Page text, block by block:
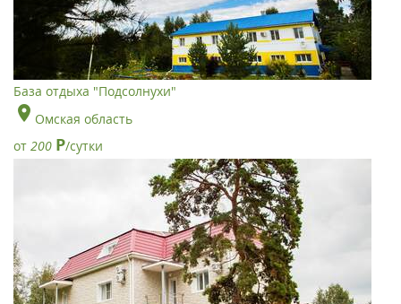
База отдыха "Подсолнухи"
Омская область
от 200 Р/сутки